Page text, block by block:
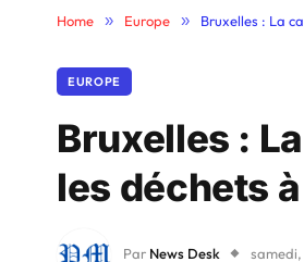
Home » Europe » Bruxelles : La
EUROPE
Bruxelles :
les déchets
Par News Desk samedi,